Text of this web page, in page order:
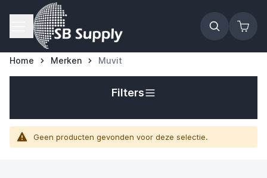
Ga naar de inhoud
Home Merken Muvit
Filters
Geen producten gevonden voor deze selectie.